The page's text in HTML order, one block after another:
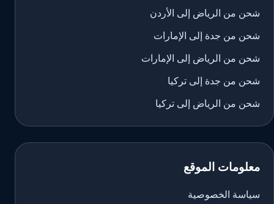
شحن من الرياض إلى الأردن
شحن من جدة إلى الإمارات
شحن من الرياض إلى الإمارات
شحن من جدة إلى تركيا
شحن من الرياض إلى تركيا
معلومات الموقع
سياسة الخصوصية